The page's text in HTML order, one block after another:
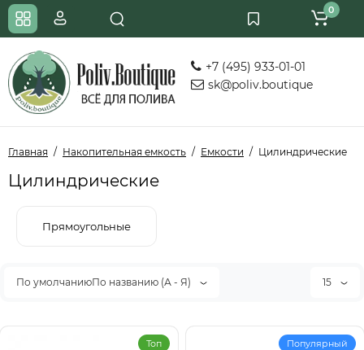
+7 (495) 933-01-01
sk@poliv.boutique
0
Главная Накопительная емкость Емкости Цилиндрические
Цилиндрические
Прямоугольные
По умолчаниюПо названию (А - Я) 15
Топ Популярный